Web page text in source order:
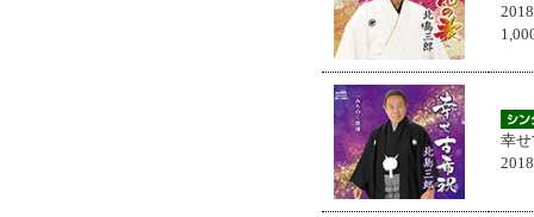
幸